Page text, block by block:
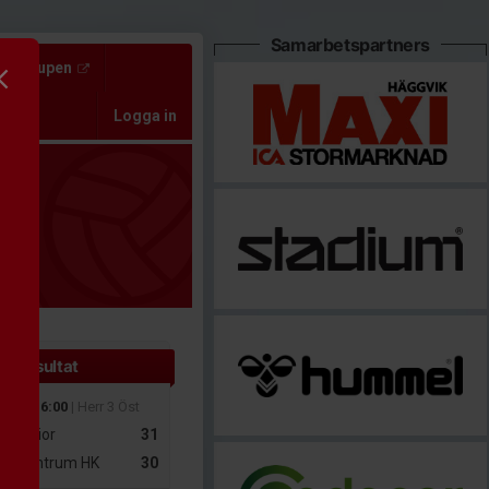
Logga in
resultat
mar 16:00 | Herr 3 Öst
31
Senior
30
Centrum HK
Samarbetspartners